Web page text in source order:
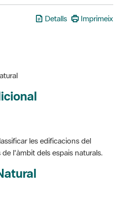
Detalls Imprimeix
les edificacions del
l'àmbit dels espais naturals.